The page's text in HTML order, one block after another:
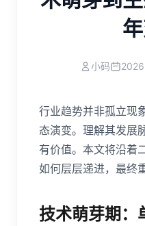
小码
行业趋势并非孤立现
态演变。理解其发展
有价值。本文将沿着
如何层层递进，最终
技术萌芽期：